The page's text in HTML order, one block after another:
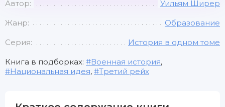
Автор: Уильям Ширер
Жанр: Образование
Серия: История в одном томе
Книга в подборках: Военная история,
Национальная идея, Третий рейх